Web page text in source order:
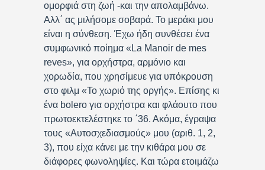
ομορφιά στη ζωή -και την απολαμβάνω.
Αλλ΄ ας μιλήσομε σοβαρά. Το μεράκι μου
είναι η σύνθεση. Έχω ήδη συνθέσει ένα
συμφωνικό ποίημα «La Μanoir de mes
reves», για ορχήστρα, αρμόνιο και
χορωδία, που χρησίμευε για υπόκρουση
στο φιλμ «Το χωριό της οργής». Επίσης κι
ένα bolero για ορχήστρα και φλάουτο που
πρωτοεκτελέστηκε το ΄36. Ακόμα, έγραψα
τους «Αυτοσχεδιασμούς» μου (αριθ. 1, 2,
3), που είχα κάνει με την κιθάρα μου σε
διάφορες φωνοληψίες. Και τώρα ετοιμάζω